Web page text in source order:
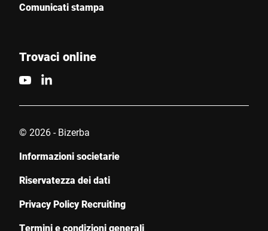
Comunicati stampa
Trovaci online
© 2026 - Bizerba
Informazioni societarie
Riservatezza dei dati
Privacy Policy Recruiting
Termini e condizioni generali